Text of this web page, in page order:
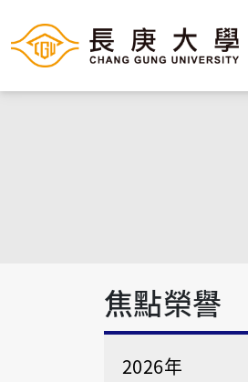
焦點榮譽
2026年